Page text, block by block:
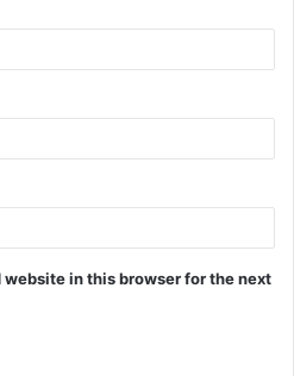
in this browser for the next